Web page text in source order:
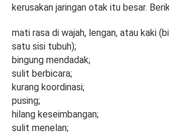
kerusakan jaringan otak itu besar.
mati rasa di wajah, lengan, atau kaki
satu sisi tubuh);
bingung mendadak;
sulit berbicara;
kurang koordinasi;
pusing;
hilang keseimbangan;
sulit menelan;